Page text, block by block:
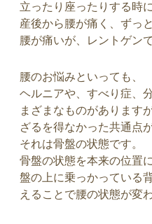
立ったり座ったりする時
産後から腰が痛く、ずっ
腰が痛いが、レントゲン
腰のお悩みといっても、
ヘルニアや、すべり症、
まざまなものがあります
ざるを得なかった共通点
それは骨盤の状態です。
骨盤の状態を本来の位置
盤の上に乗っかっている
えることで腰の状態が変